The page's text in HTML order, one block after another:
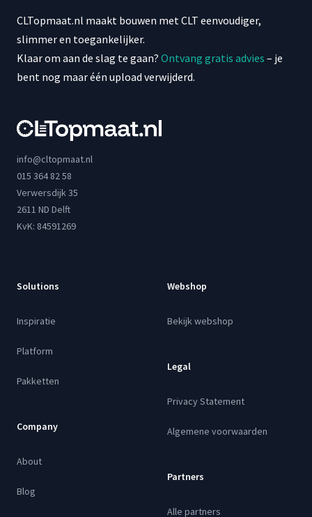
CLTopmaat.nl maakt bouwen met CLT eenvoudiger,
slimmer en toegankelijker.
Klaar om aan de slag te gaan? Ontvang gratis advies – je
bent nog maar één upload verwijderd.
info@cltopmaat.nl
015 364 82 58
Verwersdijk 35
2611 ND Delft
KvK: 84591269
Solutions
Inspiratie
Platform
Pakketten
Company
About
Blog
Webshop
Bekijk webshop
Legal
Privacy Statement
Algemene voorwaarden
Partners
Alle partners